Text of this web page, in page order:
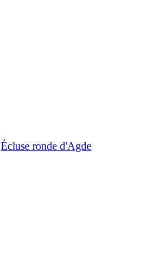
Écluse ronde d'Agde